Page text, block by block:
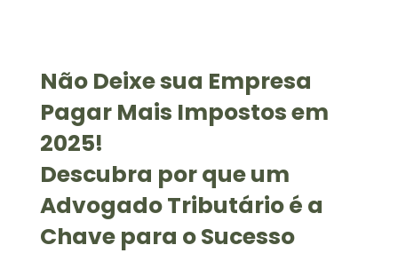
Não Deixe sua Empresa
Pagar Mais Impostos em
2025!
Descubra por que um
Advogado Tributário é a
Chave para o Sucesso